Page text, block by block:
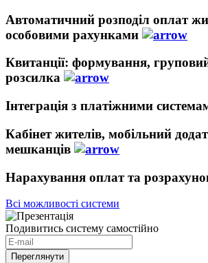
Автоматичний розподіл оплат
особовими рахунками
Квитанції: формування,
розсилка
Інтеграція з платіжними
Кабінет жителів, мобільний
мешканців
Нарахування оплат та
Всі можливості системи
Подивитись систему самостійно
Переглянути